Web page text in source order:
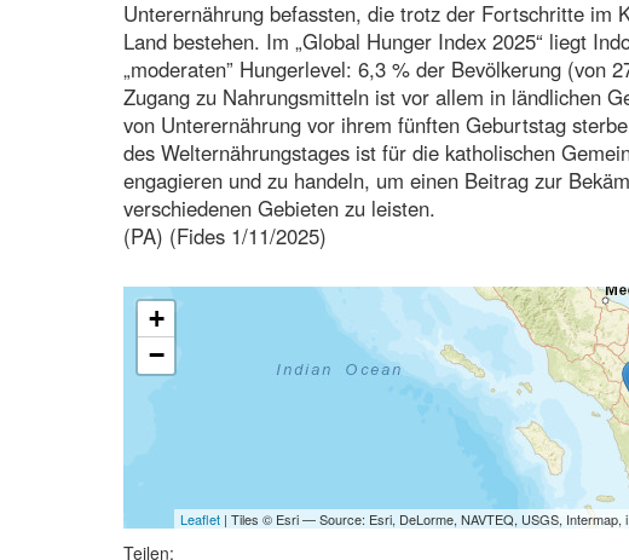
Unterernährung befassten, die trotz der Fortschritte im
Land bestehen. Im „Global Hunger Index 2025“ liegt
„moderaten” Hungerlevel: 6,3 % der Bevölkerung (von
Zugang zu Nahrungsmitteln ist vor allem in ländlichen
von Unterernährung vor ihrem fünften Geburtstag
des Welternährungstages ist für die katholischen
engagieren und zu handeln, um einen Beitrag zur
verschiedenen Gebieten zu leisten.
(PA) (Fides 1/11/2025)
+
−
Leaflet| Tiles © Esri — Source: Esri, DeLorme, NAVTEQ, USGS, Intermap,
Teilen: